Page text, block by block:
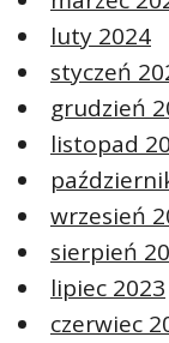
luty 2024
styczeń
grudzień
listopad
wrzesień
sierpień
lipiec 2023
czerwiec